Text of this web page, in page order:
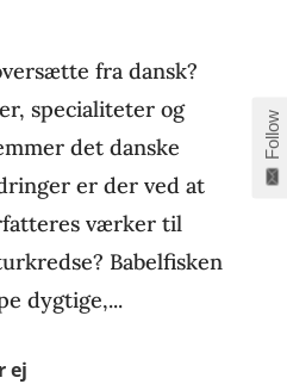
fra dansk?
specialiteter og
det danske
er der ved at
værker til
Babelfisken
dygtige,...
ej
Follow